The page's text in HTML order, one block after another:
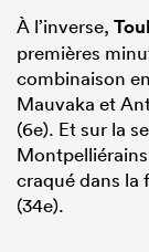
À l’inverse,
premières
combinaison
Mauvaka et
(6e). Et sur la
craqué dans la
(34e).